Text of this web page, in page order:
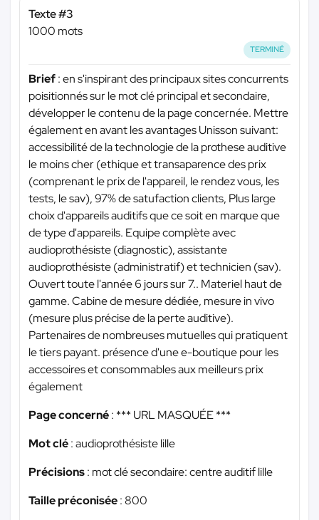
Texte #3
1000 mots
TERMINÉ
Brief: en s'inspirant des principaux sites concurrents
poisitionnés sur le mot clé principal et secondaire,
développer le contenu de la page concernée. Mettre
également en avant les avantages Unisson suivant:
accessibilité de la technologie de la prothese auditive
le moins cher (ethique et transaparence des prix
(comprenant le prix de l'appareil, le rendez vous, les
tests, le sav), 97% de satufaction clients, Plus large
choix d'appareils auditifs que ce soit en marque que
de type d'appareils. Equipe complète avec
audioprothésiste (diagnostic), assistante
audioprothésiste (administratif) et technicien (sav).
Ouvert toute l'année 6 jours sur 7.. Materiel haut de
gamme. Cabine de mesure dédiée, mesure in vivo
(mesure plus précise de la perte auditive).
Partenaires de nombreuses mutuelles qui pratiquent
le tiers payant. présence d'une e-boutique pour les
accessoires et consommables aux meilleurs prix
également
Page concerné: *** URL MASQUÉE ***
Mot clé: audioprothésiste lille
Précisions: mot clé secondaire: centre auditif lille
Taille préconisée: 800